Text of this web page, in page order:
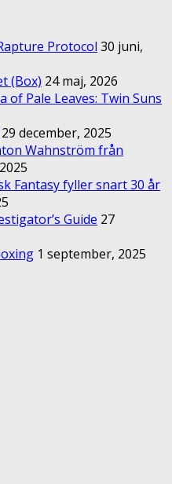
Protocol 30 juni,
(Box) 24 maj, 2026
of Pale Leaves: Twin Suns
29 december, 2025
Wahnström från
Fantasy fyller snart 30 år
Guide 27
1 september, 2025